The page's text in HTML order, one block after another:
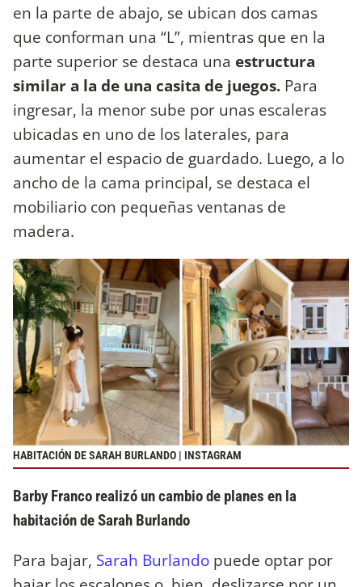
en la parte de abajo, se ubican dos camas
que conforman una “L”, mientras que en la
parte superior se destaca una estructura
similar a la de una casita de juegos. Para
ingresar, la menor sube por unas escaleras
ubicadas en uno de los laterales, para
aumentar el espacio de guardado. Luego, a lo
ancho de la cama principal, se destaca el
mobiliario con pequeñas ventanas de
madera.
HABITACIÓN DE SARAH BURLANDO | INSTAGRAM
Barby Franco realizó un cambio de planes en la
habitación de Sarah Burlando
Para bajar, Sarah Burlando puede optar por